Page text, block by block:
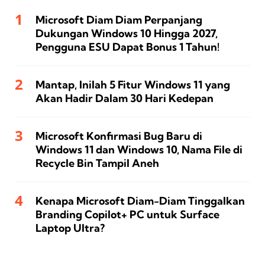
Microsoft Diam Diam Perpanjang
Dukungan Windows 10 Hingga 2027,
Pengguna ESU Dapat Bonus 1 Tahun!
Mantap, Inilah 5 Fitur Windows 11 yang
Akan Hadir Dalam 30 Hari Kedepan
Microsoft Konfirmasi Bug Baru di
Windows 11 dan Windows 10, Nama File di
Recycle Bin Tampil Aneh
Kenapa Microsoft Diam-Diam Tinggalkan
Branding Copilot+ PC untuk Surface
Laptop Ultra?